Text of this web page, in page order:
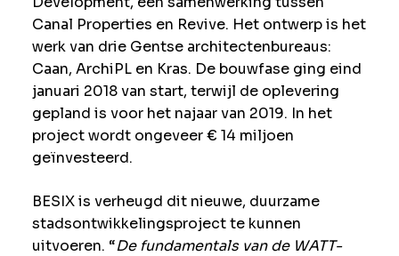
Canal Properties en Revive. Het ontwerp is het
werk van drie Gentse architectenbureaus:
Caan, ArchiPL en Kras. De bouwfase ging eind
januari 2018 van start, terwijl de oplevering
gepland is voor het najaar van 2019. In het
project wordt ongeveer € 14 miljoen
geïnvesteerd.
BESIX is verheugd dit nieuwe, duurzame
stadsontwikkelingsproject te kunnen
uitvoeren. “De fundamentals van de WATT-